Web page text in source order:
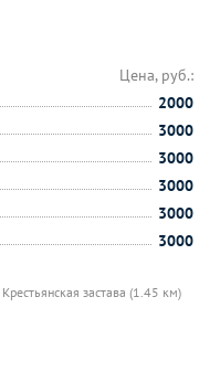
Крестьянская застава (1.45 км)
Цена, руб.:
2000
3000
3000
3000
3000
3000